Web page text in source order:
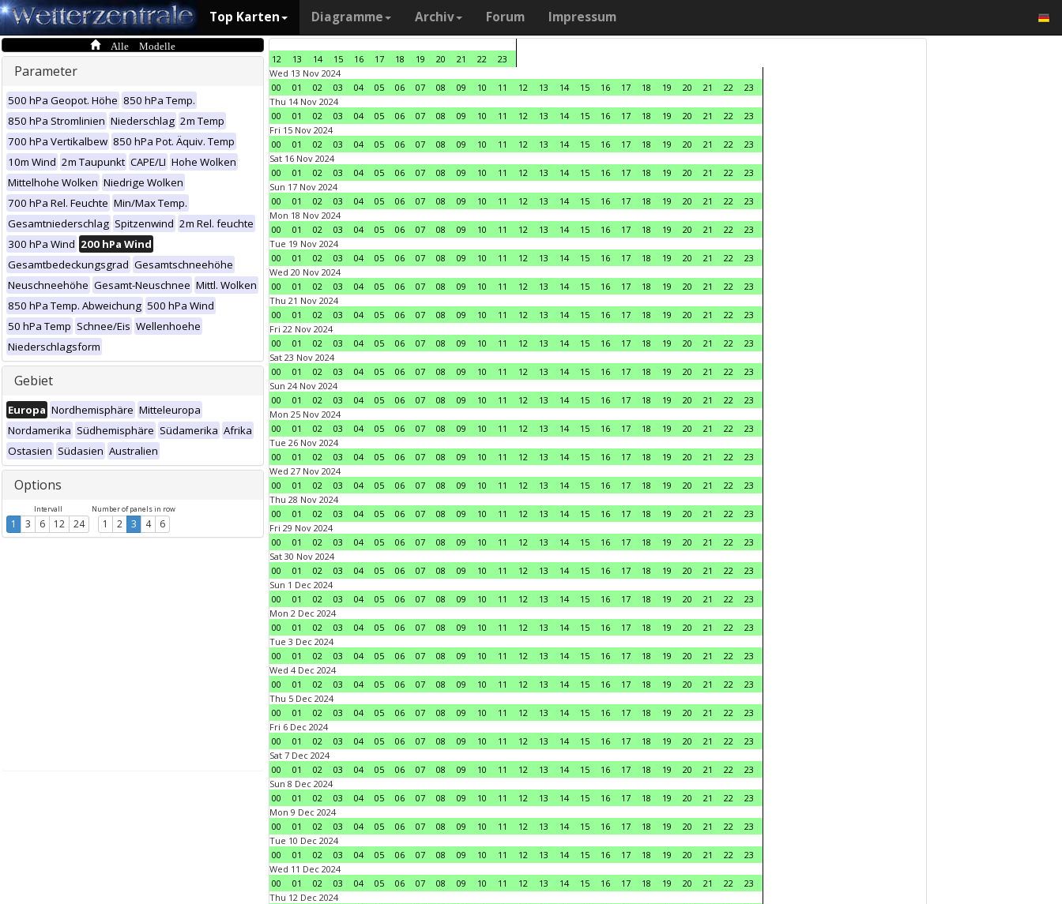
Top Karten Diagramme Archiv Forum Impressum
Alle Modelle
Parameter
500 hPa Geopot. Höhe 850 hPa Temp.
850 hPa Stromlinien Niederschlag 2m Temp
700 hPa Vertikalbew 850 hPa Pot. Äquiv. Temp
10m Wind 2m Taupunkt CAPE/LI Hohe Wolken
Mittelhohe Wolken Niedrige Wolken
700 hPa Rel. Feuchte Min/Max Temp.
Gesamtniederschlag Spitzenwind 2m Rel. feuchte
300 hPa Wind 200 hPa Wind
Gesamtbedeckungsgrad Gesamtschneehöhe
Neuschneehöhe Gesamt-Neuschnee Mittl. Wolken
850 hPa Temp. Abweichung 500 hPa Wind
50 hPa Temp Schnee/Eis Wellenhoehe
Niederschlagsform
Gebiet
Europa Nordhemisphäre Mitteleuropa
Nordamerika Südhemisphäre Südamerika Afrika
Ostasien Südasien Australien
Options
Intervall
1 3 6 12 24
Number of panels in row
1 2 3 4 6
12 13 14 15 16 17 18 19 20 21 22
23
Wed 13 Nov 2024
00
01 02 03 04 05 06 07 08 09 10 11 12 13 14 15 16 17 18 19 20 21 22
23
Thu 14 Nov 2024
00
01 02 03 04 05 06 07 08 09 10 11 12 13 14 15 16 17 18 19 20 21 22
23
Fri 15 Nov 2024
00
01 02 03 04 05 06 07 08 09 10 11 12 13 14 15 16 17 18 19 20 21 22
23
Sat 16 Nov 2024
00
01 02 03 04 05 06 07 08 09 10 11 12 13 14 15 16 17 18 19 20 21 22
23
Sun 17 Nov 2024
00
01 02 03 04 05 06 07 08 09 10 11 12 13 14 15 16 17 18 19 20 21 22
23
Mon 18 Nov 2024
00
01 02 03 04 05 06 07 08 09 10 11 12 13 14 15 16 17 18 19 20 21 22
23
Tue 19 Nov 2024
00
01 02 03 04 05 06 07 08 09 10 11 12 13 14 15 16 17 18 19 20 21 22
23
Wed 20 Nov 2024
00
01 02 03 04 05 06 07 08 09 10 11 12 13 14 15 16 17 18 19 20 21 22
23
Thu 21 Nov 2024
00
01 02 03 04 05 06 07 08 09 10 11 12 13 14 15 16 17 18 19 20 21 22
23
Fri 22 Nov 2024
00
01 02 03 04 05 06 07 08 09 10 11 12 13 14 15 16 17 18 19 20 21 22
23
Sat 23 Nov 2024
00
01 02 03 04 05 06 07 08 09 10 11 12 13 14 15 16 17 18 19 20 21 22
23
Sun 24 Nov 2024
00
01 02 03 04 05 06 07 08 09 10 11 12 13 14 15 16 17 18 19 20 21 22
23
Mon 25 Nov 2024
00
01 02 03 04 05 06 07 08 09 10 11 12 13 14 15 16 17 18 19 20 21 22
23
Tue 26 Nov 2024
00
01 02 03 04 05 06 07 08 09 10 11 12 13 14 15 16 17 18 19 20 21 22
23
Wed 27 Nov 2024
00
01 02 03 04 05 06 07 08 09 10 11 12 13 14 15 16 17 18 19 20 21 22
23
Thu 28 Nov 2024
00
01 02 03 04 05 06 07 08 09 10 11 12 13 14 15 16 17 18 19 20 21 22
23
Fri 29 Nov 2024
00
01 02 03 04 05 06 07 08 09 10 11 12 13 14 15 16 17 18 19 20 21 22
23
Sat 30 Nov 2024
00
01 02 03 04 05 06 07 08 09 10 11 12 13 14 15 16 17 18 19 20 21 22
23
Sun 1 Dec 2024
00
01 02 03 04 05 06 07 08 09 10 11 12 13 14 15 16 17 18 19 20 21 22
23
Mon 2 Dec 2024
00
01 02 03 04 05 06 07 08 09 10 11 12 13 14 15 16 17 18 19 20 21 22
23
Tue 3 Dec 2024
00
01 02 03 04 05 06 07 08 09 10 11 12 13 14 15 16 17 18 19 20 21 22
23
Wed 4 Dec 2024
00
01 02 03 04 05 06 07 08 09 10 11 12 13 14 15 16 17 18 19 20 21 22
23
Thu 5 Dec 2024
00
01 02 03 04 05 06 07 08 09 10 11 12 13 14 15 16 17 18 19 20 21 22
23
Fri 6 Dec 2024
00
01 02 03 04 05 06 07 08 09 10 11 12 13 14 15 16 17 18 19 20 21 22
23
Sat 7 Dec 2024
00
01 02 03 04 05 06 07 08 09 10 11 12 13 14 15 16 17 18 19 20 21 22
23
Sun 8 Dec 2024
00
01 02 03 04 05 06 07 08 09 10 11 12 13 14 15 16 17 18 19 20 21 22
23
Mon 9 Dec 2024
00
01 02 03 04 05 06 07 08 09 10 11 12 13 14 15 16 17 18 19 20 21 22
23
Tue 10 Dec 2024
00
01 02 03 04 05 06 07 08 09 10 11 12 13 14 15 16 17 18 19 20 21 22
23
Wed 11 Dec 2024
00
01 02 03 04 05 06 07 08 09 10 11 12 13 14 15 16 17 18 19 20 21 22
23
Thu 12 Dec 2024